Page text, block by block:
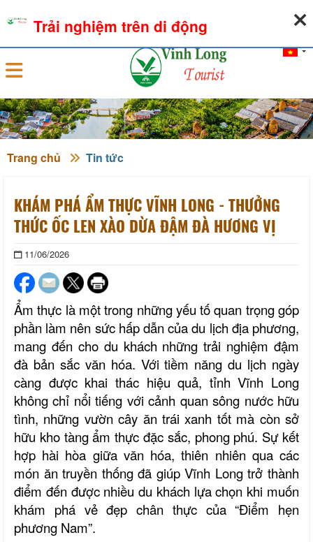
Đăng nhập
Trang chủ Tin tức
KHÁM PHÁ ẨM THỰC VĨNH LONG - THƯỞNG
THỨC ỐC LEN XÀO DỪA ĐẬM ĐÀ HƯƠNG VỊ
11/06/2026
Ẩm thực là một trong những yếu tố quan trọng góp
phần làm nên sức hấp dẫn của du lịch địa phương,
mang đến cho du khách những trải nghiệm đậm
đà bản sắc văn hóa. Với tiềm năng du lịch ngày
càng được khai thác hiệu quả, tỉnh Vĩnh Long
không chỉ nổi tiếng với cảnh quan sông nước hữu
tình, những vườn cây ăn trái xanh tốt mà còn sở
hữu kho tàng ẩm thực đặc sắc, phong phú. Sự kết
hợp hài hòa giữa văn hóa, thiên nhiên quacác
món ăn truyền thống đã giúp Vĩnh Long trở thành
điểm đến được nhiều du khách lựa chọn khi muốn
khám phá vẻ đẹp chân thực của“Điểm hẹn
phương Nam”.
Trải nghiệm trên di động